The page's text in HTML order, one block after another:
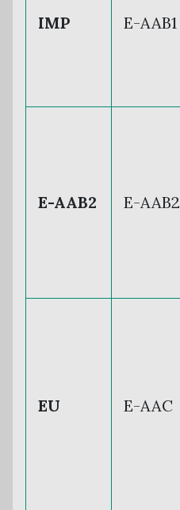
IMP E-AAB1
E-AAB2 E-AAB2
EU E-AAC